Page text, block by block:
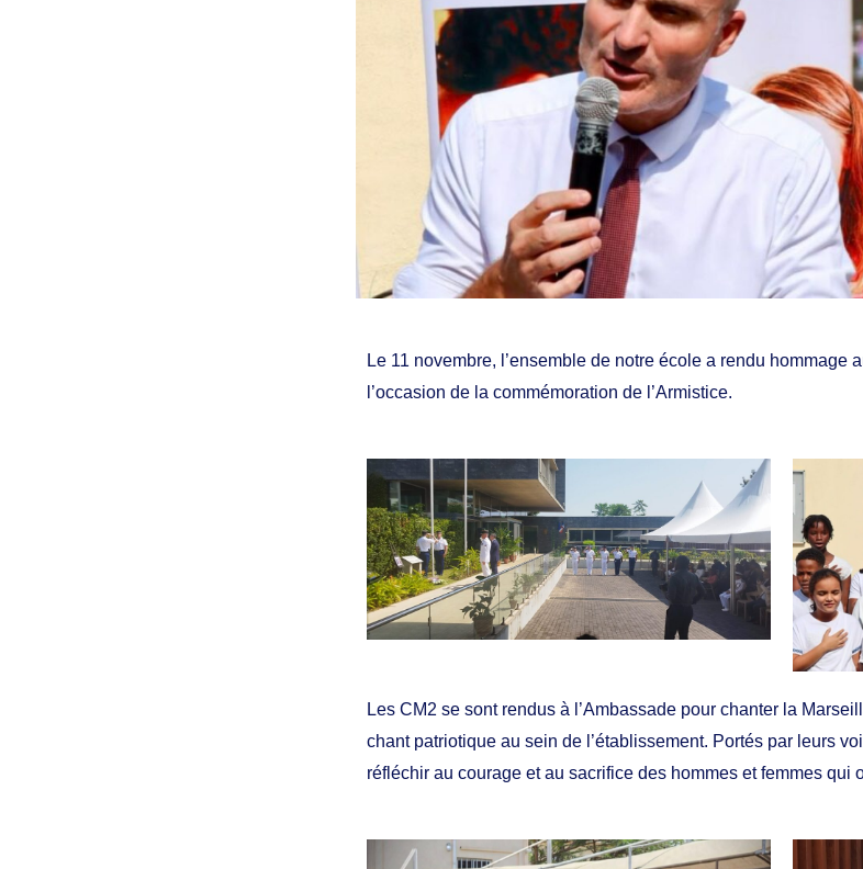
Le 11 novembre, l’ensemble de notre école a rendu hommage
l’occasion de la commémoration de l’Armistice.
Les CM2 se sont rendus à l’Ambassade pour chanter la
chant patriotique au sein de l’établissement. Portés par leurs
réfléchir au courage et au sacrifice des hommes et femmes qui